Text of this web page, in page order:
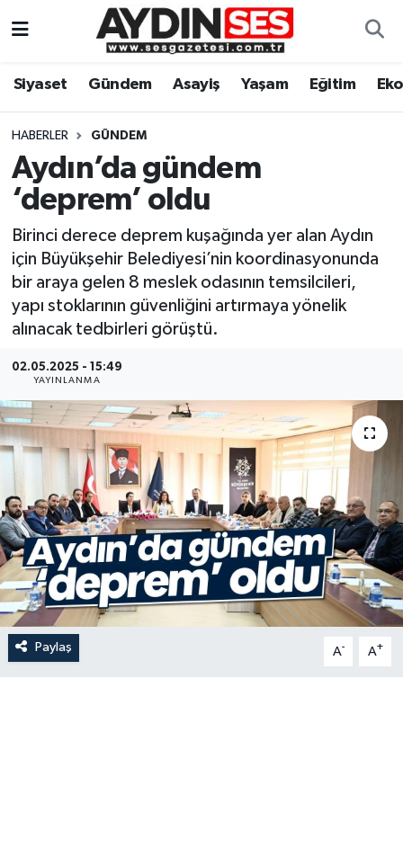
Siyaset Gündem Asayiş Yaşam Eğitim
HABERLER GÜNDEM
Aydın’da gündem
‘deprem’ oldu
Birinci derece deprem kuşağında yer alan Aydın
için Büyükşehir Belediyesi’nin koordinasyonunda
bir araya gelen 8 meslek odasının temsilcileri,
yapı stoklarının güvenliğini artırmaya yönelik
alınacak tedbirleri görüştü.
02.05.2025 - 15:49
YAYINLANMA
Paylaş A- A+
Gündem
Siyaset
Ekonomi
Yaşam
Eğitim
Aydın Hava Durumu
Aydin Namaz Vakitleri
Aydın Trafik Yoğunluk Haritası
Süper Lig Puan Durumu ve Fikstür
Tüm Manşetler
Son Dakika Haberleri